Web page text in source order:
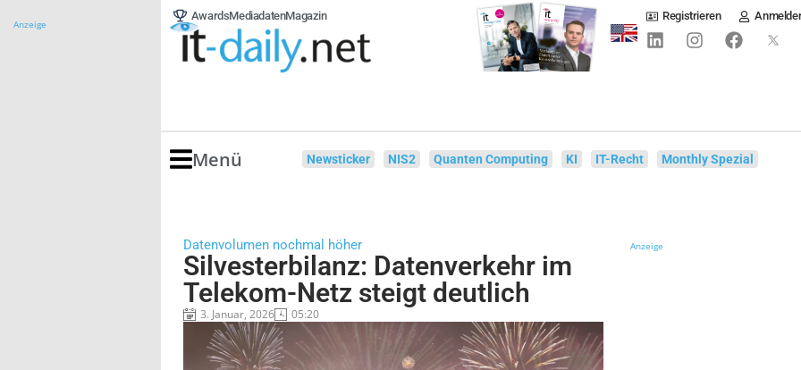
Anzeige
AwardsMediadatenMagazin Registrieren
Menü Newsticker NIS2 Quanten Computing KI IT-Recht Monthly Spezial
Datenvolumen nochmal höher
Silvesterbilanz: Datenverkehr im
Telekom-Netz steigt deutlich
3. Januar, 2026 05:20
Anzeige